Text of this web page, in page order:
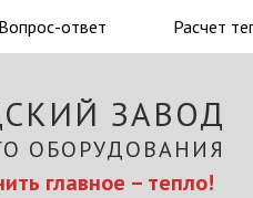
Расчет
Вопрос-ответ
ЗАВОД
ОБОРУДОВАНИЯ
главное – тепло!